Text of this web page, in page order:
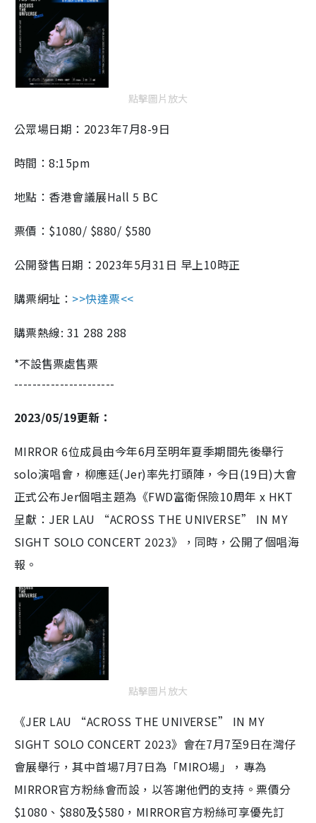
點擊圖片放大
公眾場日期：2023年7月8-9日
時間：8:15pm
地點：香港會議展Hall 5 BC
票價：$1080/ $880/ $580
公開發售日期：2023年5月31日 早上10時正
購票網址：​​ >>快達票<<
購票熱線: 31 288 288
*不設售票處售票
----------------------
2023/05/19更新：
MIRROR 6位成員由今年6月至明年夏季期間先後舉行
solo演唱會，柳應廷(Jer)率先打頭陣，今日(19日)大會
正式公布Jer個唱主題為《FWD富衛保險10周年 x HKT
呈獻：JER LAU “ACROSS THE UNIVERSE” IN MY
SIGHT SOLO CONCERT 2023》，同時，公開了個唱海
報。
點擊圖片放大
《JER LAU “ACROSS THE UNIVERSE” IN MY
SIGHT SOLO CONCERT 2023》會在7月7至9日在灣仔
會展舉行，其中首場7月7日為「MIRO場」，專為
MIRROR官方粉絲會而設，以答謝他們的支持。票價分
$1080、$880及$580，MIRROR官方粉絲可享優先訂